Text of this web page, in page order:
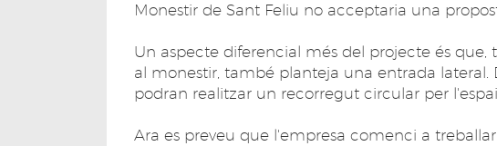
Monestir de Sant Feliu no acceptaria una
Un aspecte diferencial més del projecte és
al monestir, també planteja una entrada lateral.
podran realitzar un recorregut circular per
Ara es preveu que l'empresa comenci a